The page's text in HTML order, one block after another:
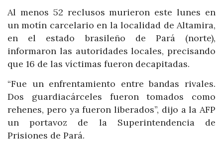
Al menos 52 reclusos murieron este lunes en
un motín carcelario en la localidad de Altamira,
en el estado brasileño de Pará (norte),
informaron las autoridades locales, precisando
que 16 de las víctimas fueron decapitadas.
“Fue un enfrentamiento entre bandas rivales.
Dos guardiacárceles fueron tomados como
rehenes, pero ya fueron liberados”, dijo a la AFP
un portavoz de la Superintendencia de
Prisiones de Pará.